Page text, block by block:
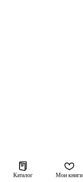
Каталог Мои книги